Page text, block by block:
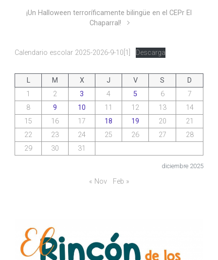
¡Un Halloween terroríficamente bilingüe en el CEPr El
Chaparral!
Calendario escolar 2025-2026-9-10[1] Descarga
diciembre 2025
L M X J V S
D
1
2 3 4 5 6
7
8
9 10 11 12 13
14
15
16 17 18 19 20
21
22
23 24 25 26 27
28
29
30 31
« Nov Feb »